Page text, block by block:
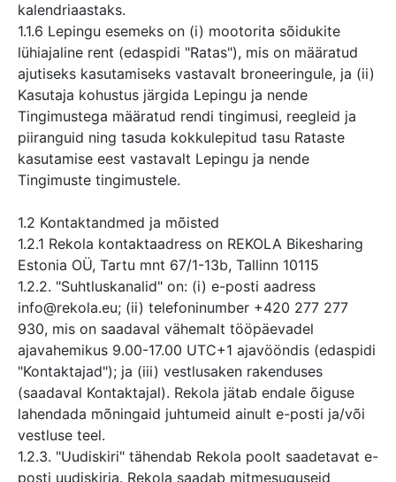
kalendriaastaks.
1.1.6 Lepingu esemeks on (i) mootorita sõidukite
lühiajaline rent (edaspidi "Ratas"), mis on määratud
ajutiseks kasutamiseks vastavalt broneeringule, ja (ii)
Kasutaja kohustus järgida Lepingu ja nende
Tingimustega määratud rendi tingimusi, reegleid ja
piiranguid ning tasuda kokkulepitud tasu Rataste
kasutamise eest vastavalt Lepingu ja nende
Tingimuste tingimustele.
1.2 Kontaktandmed ja mõisted
1.2.1 Rekola kontaktaadress on REKOLA Bikesharing
Estonia OÜ, Tartu mnt 67/1-13b, Tallinn 10115
1.2.2. "Suhtluskanalid" on: (i) e-posti aadress
info@rekola.eu; (ii) telefoninumber +420 277 277
930, mis on saadaval vähemalt tööpäevadel
ajavahemikus 9.00-17.00 UTC+1 ajavööndis (edaspidi
"Kontaktajad"); ja (iii) vestlusaken rakenduses
(saadaval Kontaktajal). Rekola jätab endale õiguse
lahendada mõningaid juhtumeid ainult e-posti ja/või
vestluse teel.
1.2.3. "Uudiskiri" tähendab Rekola poolt saadetavat e-
posti uudiskirja. Rekola saadab mitmesuguseid